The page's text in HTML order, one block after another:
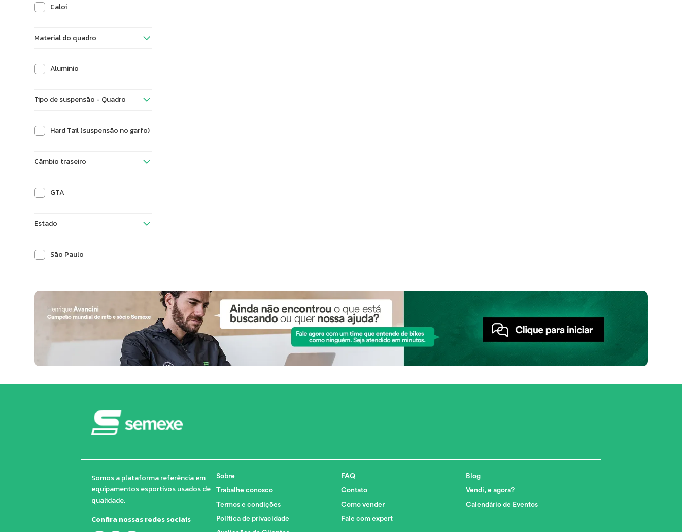
Caloi
Material do quadro
Aluminio
Tipo de suspensão - Quadro
Hard Tail (suspensão no garfo)
Câmbio traseiro
GTA
Estado
São Paulo
Somos a plataforma referência em
equipamentos esportivos usados de
qualidade.
Confira nossas redes sociais
Sobre
Trabalhe conosco
Termos e condições
Política de privacidade
FAQ
Contato
Como vender
Fale com expert
Blog
Vendi, e agora?
Calendário de Eventos